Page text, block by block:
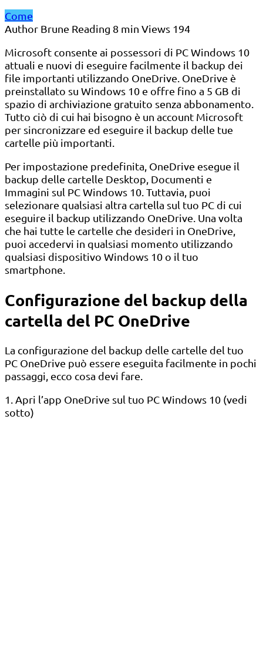
Come
Author Brune Reading 8 min Views 194
Microsoft consente ai possessori di PC Windows 10
attuali e nuovi di eseguire facilmente il backup dei
file importanti utilizzando OneDrive. OneDrive è
preinstallato su Windows 10 e offre fino a 5 GB di
spazio di archiviazione gratuito senza abbonamento.
Tutto ciò di cui hai bisogno è un account Microsoft
per sincronizzare ed eseguire il backup delle tue
cartelle più importanti.
Per impostazione predefinita, OneDrive esegue il
backup delle cartelle Desktop, Documenti e
Immagini sul PC Windows 10. Tuttavia, puoi
selezionare qualsiasi altra cartella sul tuo PC di cui
eseguire il backup utilizzando OneDrive. Una volta
che hai tutte le cartelle che desideri in OneDrive,
puoi accedervi in ​​qualsiasi momento utilizzando
qualsiasi dispositivo Windows 10 o il tuo
smartphone.
Configurazione del backup della
cartella del PC OneDrive
La configurazione del backup delle cartelle del tuo
PC OneDrive può essere eseguita facilmente in pochi
passaggi, ecco cosa devi fare.
1. Apri l’app OneDrive sul tuo PC Windows 10 (vedi
sotto)